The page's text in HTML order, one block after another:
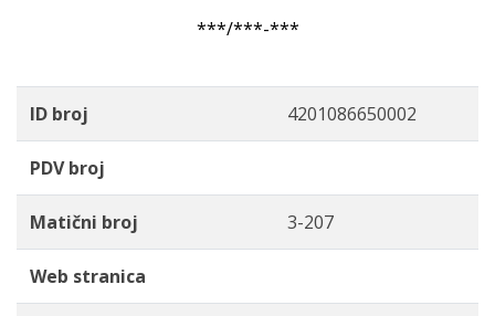
***/***-***
ID broj 4201086650002
PDV broj
Matični broj 3-207
Web stranica